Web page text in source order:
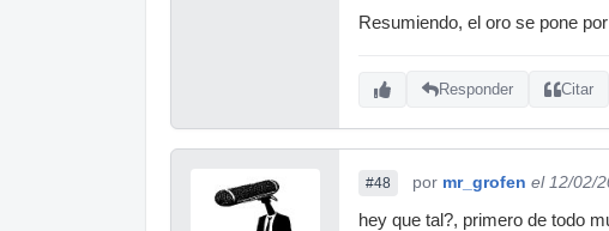
Resumiendo, el oro se pone
Responder Citar
#48 por mr_grofen el 12/02/
hey que tal?, primero de todo